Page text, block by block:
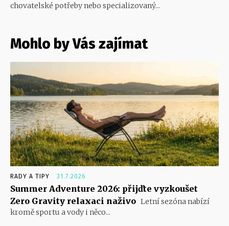
chovatelské potřeby nebo specializovaný...
Mohlo by Vás zajímat
RADY A TIPY 31.7.2026
Summer Adventure 2026: přijďte vyzkoušet
Zero Gravity relaxaci naživo Letní sezóna nabízí
kromě sportu a vody i něco...